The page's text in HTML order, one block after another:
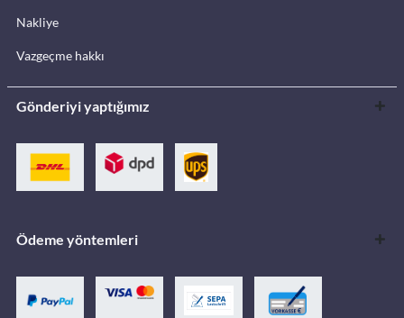
Nakliye
Vazgeçme hakkı
Gönderiyi yaptığımız
Ödeme yöntemleri